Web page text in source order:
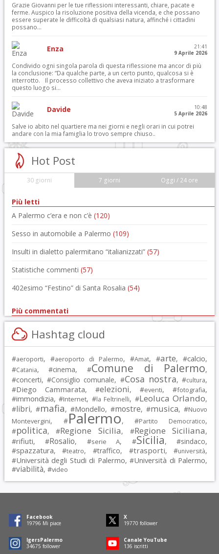
Grazie Giovanni per le tue riflessioni interessanti, chiare, pacate e
ferme. Auspico la risoluzione positiva della vicenda, e che possano
essere superate le difficoltà di qualsiasi natura, affinché i cittadini
possano...
Enza
21:41
9 Aprile 2026
Condivido ogni singola parola di questa riflessione ma ancor di più
la conclusione: “Da qualche parte, a un certo punto, qualcosa si è
interrotto. Il processo collettivo che aveva iniziato a trasformare
questo luogo si...
Davide
10:48
5 Aprile 2026
Salve io abito nel quartiere ma nei giorni e negli orari in cui potrei
andare con la mia famiglia lo trovo sempre chiuso..
Hot Post
30 giorni 7 giorni Oggi / 24 ore
Più letti
A Palermo c’era e non c’è (120)
Sesso in automobile a Palermo (109)
Insulti in dialetto palermitano “italianizzati” (57)
Statistiche commenti (57)
402esimo “Festino” di Santa Rosalia (54)
Più commentati
Hashtag cloud
#aeroporti, #aeroporto di Palermo, #Amat, #arte, #calcio,
#Catania, #cinema, #Comune di Palermo,
#concerti, #Consiglio comunale, #Cosa nostra, #cultura,
#Diego Cammarata, #elezioni, #eventi, #fotografia,
#immondizia, #Internet, #la Feltrinelli, #Leoluca Orlando,
#libri, #mafia, #Mondello, #mostre, #musica, #Nuovo
Montevergini, #Palermo, #Partito Democratico,
#politica, #Regione Sicilia, #Regione Siciliana,
#rifiuti, #Rosalio, #serie A, #Sicilia, #sindaco,
#spazzatura, #teatro, #traffico, #trasporti, #università,
#Università degli Studi di Palermo, #Università di Palermo,
#viabilità, #video
Facebook
19796 Mi piace
X
19770 follower
IgersPalermo
34675 follower
Canale YouTube
136 iscritti